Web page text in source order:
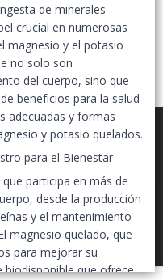
de minerales
crucial en numerosas
magnesio y el potasio
no solo son
del cuerpo, sino que
beneficios para la salud
adecuadas y formas
y potasio quelados.
para el Bienestar
participa en más de
desde la producción
y el mantenimiento
magnesio quelado, que
para mejorar su
que ofrece
FILTROS
©
2026
Para reclamosingresá acá.